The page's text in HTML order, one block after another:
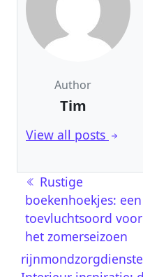
Author
Tim
View all posts
Rustige
boekenhoekjes: een
toevluchtsoord voor
het zomerseizoen